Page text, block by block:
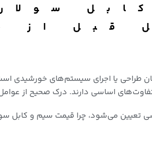
قبل از
طراحی یا اجرای سیستم‌های خورشیدی
اساسی دارند. درک صحیح از
تعیین می‌شود، چرا قیمت سیم و کابل